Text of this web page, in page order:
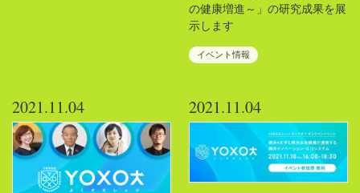
の健康増進～」の研究成果を展
示します
イベント情報
2021.11.04 2021.11.04